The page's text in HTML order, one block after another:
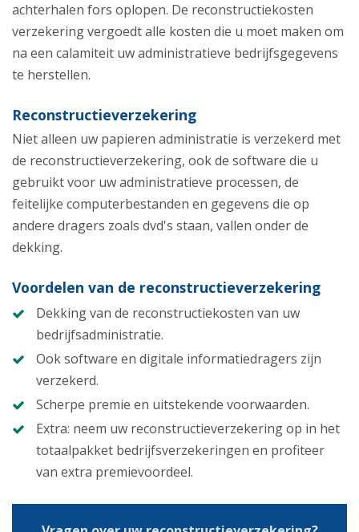
achterhalen fors oplopen. De reconstructiekosten
verzekering vergoedt alle kosten die u moet maken om
na een calamiteit uw administratieve bedrijfsgegevens
te herstellen.
Reconstructieverzekering
Niet alleen uw papieren administratie is verzekerd met
de reconstructieverzekering, ook de software die u
gebruikt voor uw administratieve processen, de
feitelijke computerbestanden en gegevens die op
andere dragers zoals dvd's staan, vallen onder de
dekking.
Voordelen van de reconstructieverzekering
Dekking van de reconstructiekosten van uw
bedrijfsadministratie.
Ook software en digitale informatiedragers zijn
verzekerd.
Scherpe premie en uitstekende voorwaarden.
Extra: neem uw reconstructieverzekering op in het
totaalpakket bedrijfsverzekeringen en profiteer
van extra premievoordeel.